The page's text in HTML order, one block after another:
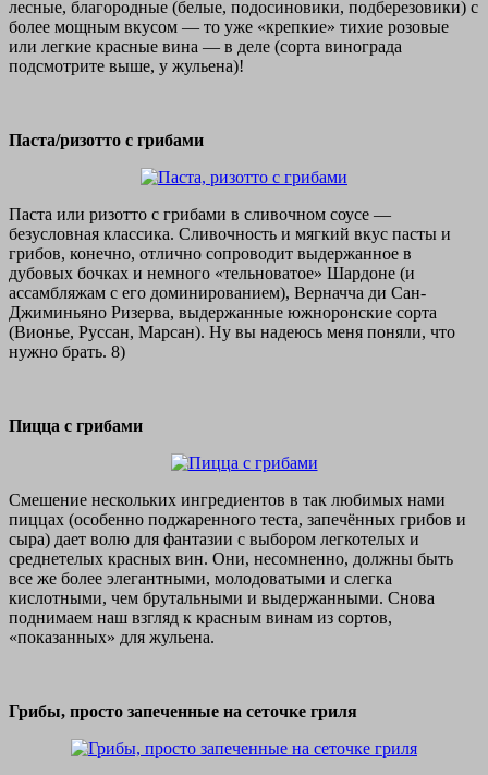
лесные, благородные (белые, подосиновики, подберезовики) с
более мощным вкусом — то уже «крепкие» тихие розовые
или легкие красные вина — в деле (сорта винограда
подсмотрите выше, у жульена)!
Паста/ризотто с грибами
Паста или ризотто с грибами в сливочном соусе —
безусловная классика. Сливочность и мягкий вкус пасты и
грибов, конечно, отлично сопроводит выдержанное в
дубовых бочках и немного «тельноватое» Шардоне (и
ассамбляжам с его доминированием), Верначча ди Сан-
Джиминьяно Ризерва, выдержанные южноронские сорта
(Вионье, Руссан, Марсан). Ну вы надеюсь меня поняли, что
нужно брать. 8)
Пицца с грибами
Смешение нескольких ингредиентов в так любимых нами
пиццах (особенно поджаренного теста, запечённых грибов и
сыра) дает волю для фантазии с выбором легкотелых и
среднетелых красных вин. Они, несомненно, должны быть
все же более элегантными, молодоватыми и слегка
кислотными, чем брутальными и выдержанными. Снова
поднимаем наш взгляд к красным винам из сортов,
«показанных» для жульена.
Грибы, просто запеченные на сеточке гриля